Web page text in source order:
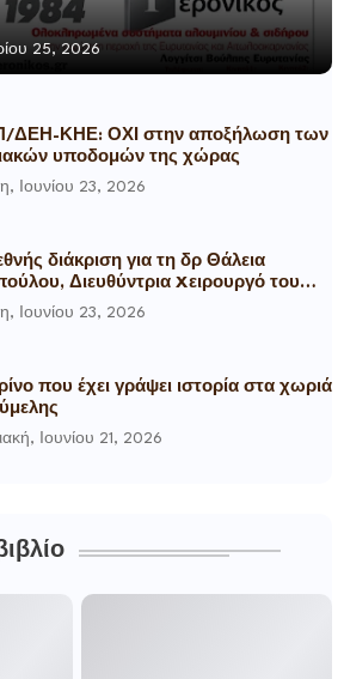
25, 2026
ΔΕΗ-ΚΗΕ: ΟΧΙ στην αποξήλωση των
υποδομών της χώρας
Ιουνίου 23, 2026
διάκριση για τη δρ Θάλεια
Διευθύντρια Xειρουργό του
General
Ιουνίου 23, 2026
που έχει γράψει ιστορία στα χωριά
Ιουνίου 21, 2026